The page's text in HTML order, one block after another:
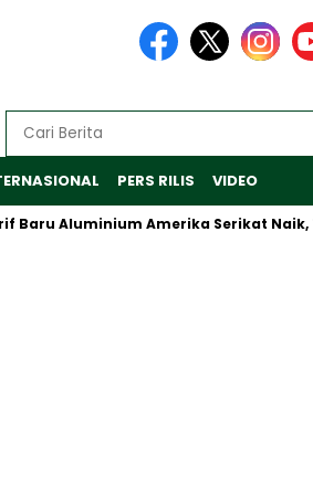
PERS RILIS VIDEO
Amerika Serikat Naik, Tapi